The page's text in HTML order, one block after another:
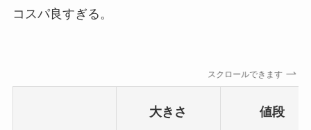
コスパ良すぎる。
スクロールできます
大きさ 値段